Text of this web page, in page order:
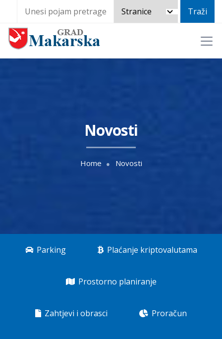
Novosti
Home Novosti
Parking Plaćanje kriptovalutama
Prostorno planiranje
Zahtjevi i obrasci Proračun